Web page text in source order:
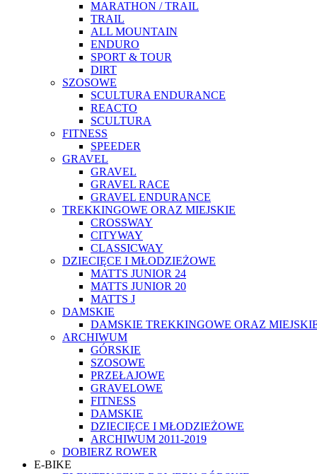
MARATHON / TRAIL
TRAIL
ALL MOUNTAIN
ENDURO
SPORT & TOUR
DIRT
SZOSOWE
SCULTURA ENDURANCE
REACTO
SCULTURA
FITNESS
SPEEDER
GRAVEL
GRAVEL
GRAVEL RACE
GRAVEL ENDURANCE
TREKKINGOWE ORAZ MIEJSKIE
CROSSWAY
CITYWAY
CLASSICWAY
DZIECIĘCE I MŁODZIEŻOWE
MATTS JUNIOR 24
MATTS JUNIOR 20
MATTS J
DAMSKIE
DAMSKIE TREKKINGOWE ORAZ
ARCHIWUM
GÓRSKIE
SZOSOWE
PRZEŁAJOWE
GRAVELOWE
FITNESS
DAMSKIE
DZIECIĘCE I MŁODZIEŻOWE
ARCHIWUM 2011-2019
DOBIERZ ROWER
E-BIKE